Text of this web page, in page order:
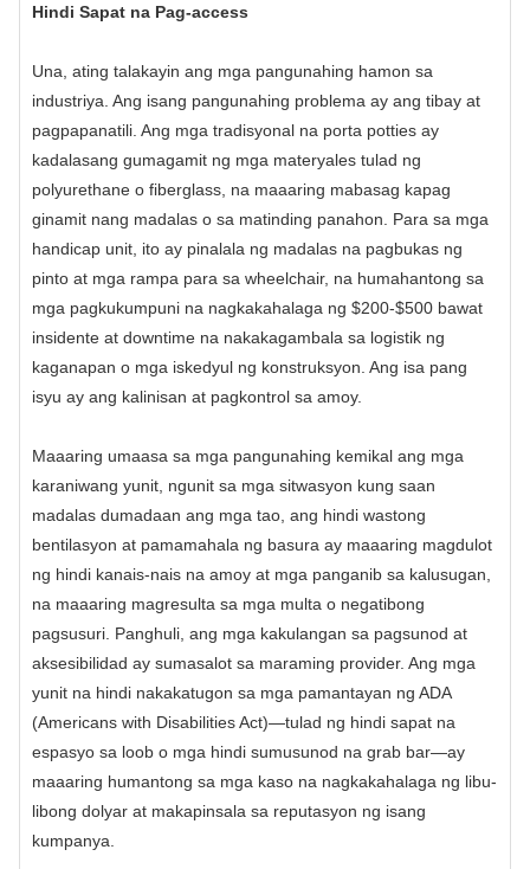
Hindi Sapat na Pag-access
Una, ating talakayin ang mga pangunahing hamon sa
industriya. Ang isang pangunahing problema ay ang tibay at
pagpapanatili. Ang mga tradisyonal na porta potties ay
kadalasang gumagamit ng mga materyales tulad ng
polyurethane o fiberglass, na maaaring mabasag kapag
ginamit nang madalas o sa matinding panahon. Para sa mga
handicap unit, ito ay pinalala ng madalas na pagbukas ng
pinto at mga rampa para sa wheelchair, na humahantong sa
mga pagkukumpuni na nagkakahalaga ng $200-$500 bawat
insidente at downtime na nakakagambala sa logistik ng
kaganapan o mga iskedyul ng konstruksyon. Ang isa pang
isyu ay ang kalinisan at pagkontrol sa amoy.
Maaaring umaasa sa mga pangunahing kemikal ang mga
karaniwang yunit, ngunit sa mga sitwasyon kung saan
madalas dumadaan ang mga tao, ang hindi wastong
bentilasyon at pamamahala ng basura ay maaaring magdulot
ng hindi kanais-nais na amoy at mga panganib sa kalusugan,
na maaaring magresulta sa mga multa o negatibong
pagsusuri. Panghuli, ang mga kakulangan sa pagsunod at
aksesibilidad ay sumasalot sa maraming provider. Ang mga
yunit na hindi nakakatugon sa mga pamantayan ng ADA
(Americans with Disabilities Act)—tulad ng hindi sapat na
espasyo sa loob o mga hindi sumusunod na grab bar—ay
maaaring humantong sa mga kaso na nagkakahalaga ng libu-
libong dolyar at makapinsala sa reputasyon ng isang
kumpanya.